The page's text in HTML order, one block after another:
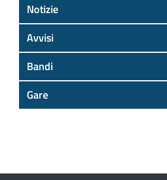
Notizie
Avvisi
Bandi
Gare